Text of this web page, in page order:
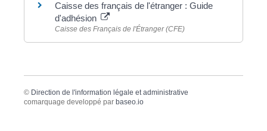
Caisse des français de l'étranger : Guide
d'adhésion
Caisse des Français de l'Étranger (CFE)
© Direction de l'information légale et administrative
comarquage developpé par baseo.io